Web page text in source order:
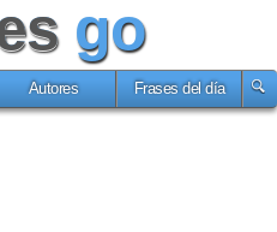
go
Autores Frases del día